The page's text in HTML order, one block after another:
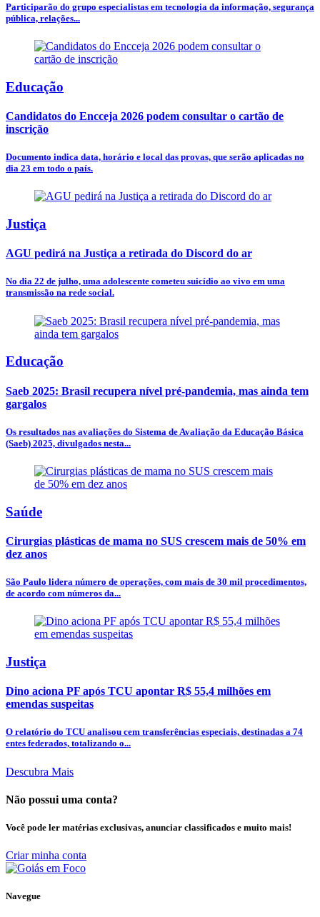
Participarão do grupo especialistas em tecnologia da informação, segurança
pública, relações...
Educação
Candidatos do Encceja 2026 podem consultar o cartão de
inscrição
Documento indica data, horário e local das provas, que serão aplicadas no
dia 23 em todo o país.
Justiça
AGU pedirá na Justiça a retirada do Discord do ar
No dia 22 de julho, uma adolescente cometeu suicídio ao vivo em uma
transmissão na rede social.
Educação
Saeb 2025: Brasil recupera nível pré-pandemia, mas ainda tem
gargalos
Os resultados nas avaliações do Sistema de Avaliação da Educação Básica
(Saeb) 2025, divulgados nesta...
Saúde
Cirurgias plásticas de mama no SUS crescem mais de 50% em
dez anos
São Paulo lidera número de operações, com mais de 30 mil procedimentos,
de acordo com números da...
Justiça
Dino aciona PF após TCU apontar R$ 55,4 milhões em
emendas suspeitas
O relatório do TCU analisou cem transferências especiais, destinadas a 74
entes federados, totalizando o...
Descubra Mais
Não possui uma conta?
Você pode ler matérias exclusivas, anunciar classificados e muito mais!
Criar minha conta
Navegue